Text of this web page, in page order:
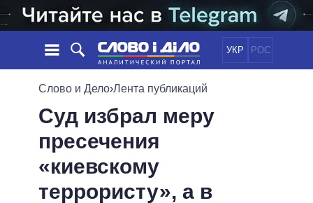
УКР РОС
НОВОСТИ
ЛЕНТА
СОБЫТИЯ
СТАТЬИ
ПОЛИТИКА
ОБЕЩАНИЯ
ПОЛИТИКИ
ИНФОГРАФИКА
Слово и Дело›Лента публикаций
Суд избрал меру
пресечения
«киевскому
террористу», а в